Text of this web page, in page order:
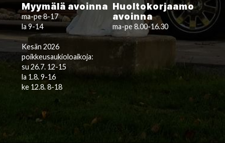
Myymälä avoinna
ma-pe 8-17
la 9-14
Kesän 2026
poikkeusaukioloaikoja:
su 26.7. 12-15
la 1.8. 9-16
ke 12.8. 8-18
Huoltokorjaamo
avoinna
ma-pe 8.00-16.30